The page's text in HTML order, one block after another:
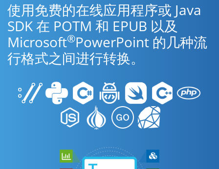
使用免费的在线应用程序或 Java
SDK 在 POTM 和 EPUB 以及
Microsoft®PowerPoint 的几种流
行格式之间进行转换。